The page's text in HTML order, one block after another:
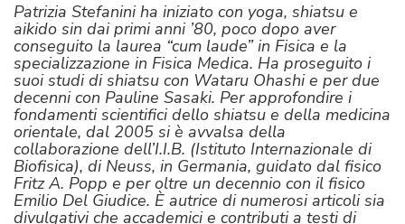
Patrizia Stefanini ha iniziato con yoga, shiatsu e
aikido sin dai primi anni ’80, poco dopo aver
conseguito la laurea “cum laude” in Fisica e la
specializzazione in Fisica Medica. Ha proseguito i
suoi studi di shiatsu con Wataru Ohashi e per due
decenni con Pauline Sasaki. Per approfondire i
fondamenti scientifici dello shiatsu e della medicina
orientale, dal 2005 si è avvalsa della
collaborazione dell’I.I.B. (Istituto Internazionale di
Biofisica), di Neuss, in Germania, guidato dal fisico
Fritz A. Popp e per oltre un decennio con il fisico
Emilio Del Giudice. È autrice di numerosi articoli sia
divulgativi che accademici e contributi a testi di